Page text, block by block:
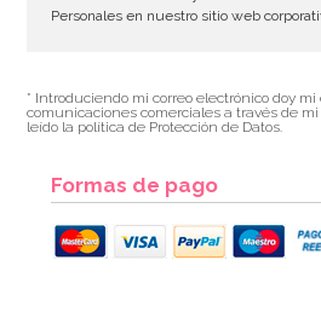
Personales en nuestro sitio web
* Introduciendo mi correo electrónico doy
comunicaciones comerciales a través de
leído la política de Protección de Datos.
Formas de pago